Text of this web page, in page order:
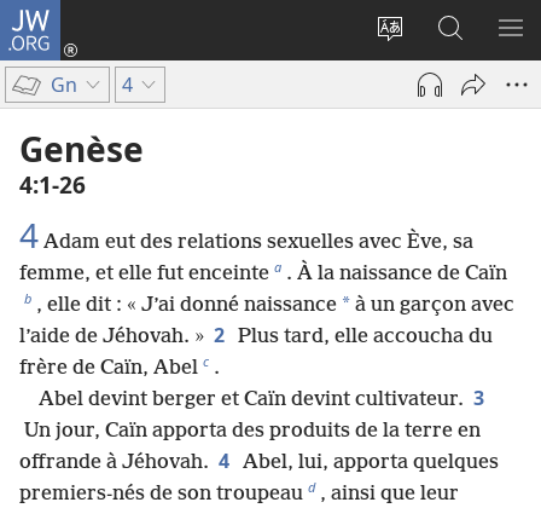
JW.ORG
Changer
langue
Se
connecter
sur
JW.ORG
Gn 4
Genèse
4​:​1-26
4 Adam eut des relations sexuelles avec Ève, sa
femme, et elle fut enceinte a . À la naissance de Caïn
b , elle dit : « J’ai donné naissance * à un garçon avec
l’aide de Jéhovah. » 2 Plus tard, elle accoucha du
frère de Caïn, Abel c .
Abel devint berger et Caïn devint cultivateur. 3
Un jour, Caïn apporta des produits de la terre en
offrande à Jéhovah. 4 Abel, lui, apporta quelques
premiers-nés de son troupeau d , ainsi que leur